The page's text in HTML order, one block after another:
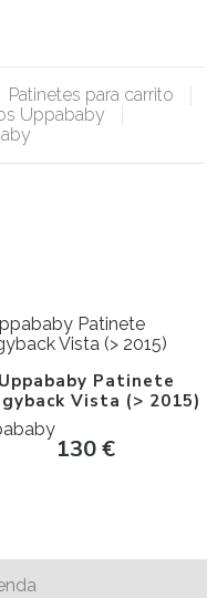
Patinetes para carrito
Uppababy
Uppababy Patinete
Vista (> 2015)
130€